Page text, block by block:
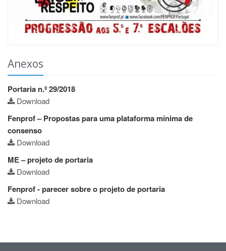
Anexos
Portaria n.º 29/2018
Download
Fenprof – Propostas para uma plataforma mínima de
consenso
Download
ME – projeto de portaria
Download
Fenprof - parecer sobre o projeto de portaria
Download